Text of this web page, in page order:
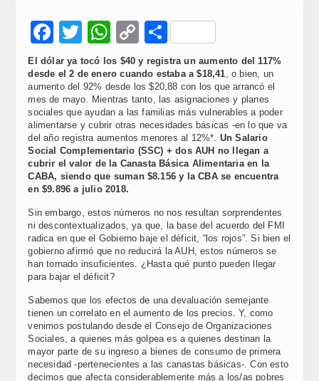
Facebook
Twitter
WhatsApp
Copy
Link
Compartir
El dólar ya tocó los $40 y registra un aumento del 117%
desde el 2 de enero cuando estaba a $18,41 , o bien, un
aumento del 92% desde los $20,88 con los que arrancó el
mes de mayo. Mientras tanto, las asignaciones y planes
sociales que ayudan a las familias más vulnerables a poder
alimentarse y cubrir otras necesidades básicas -en lo que va
del año registra aumentos menores al 12%*. Un Salario
Social Complementario (SSC) + dos AUH no llegan a
cubrir el valor de la Canasta Básica Alimentaria en la
CABA, siendo que suman $8.156 y la CBA se encuentra
en $9.896 a julio 2018.
Sin embargo, estos números no nos resultan sorprendentes
ni descontextualizados, ya que, la base del acuerdo del FMI
radica en que el Gobierno baje el déficit, “los rojos”. Si bien el
gobierno afirmó que no reducirá la AUH, estos números se
han tornado insuficientes. ¿Hasta qué punto pueden llegar
para bajar el déficit?
Sabemos que los efectos de una devaluación semejante
tienen un correlato en el aumento de los precios. Y, como
venimos postulando desde el Consejo de Organizaciones
Sociales, a quienes más golpea es a quienes destinan la
mayor parte de su ingreso a bienes de consumo de primera
necesidad -pertenecientes a las canastas básicas-. Con esto
decimos que afecta considerablemente más a los/as pobres